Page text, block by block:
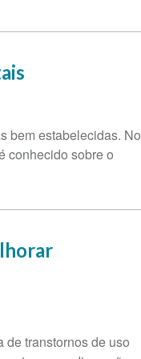
bem estabelecidas. No
conhecido sobre o
de transtornos de uso